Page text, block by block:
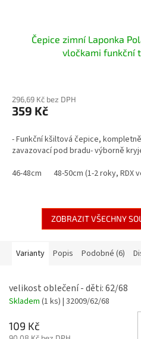
Čepice zimní Laponka
vločkami funkční
296,69 Kč bez DPH
359 Kč
- Funkční kšiltová čepice,
zavazovací pod bradu- výborně
46-48cm
48-50cm (1-2 roky, RDX
ZOBRAZIT VŠECHNY
Varianty Popis Podobné (6)
velikost oblečení - děti: 62/68
Skladem (1 ks) | 32009/62/68
109 Kč